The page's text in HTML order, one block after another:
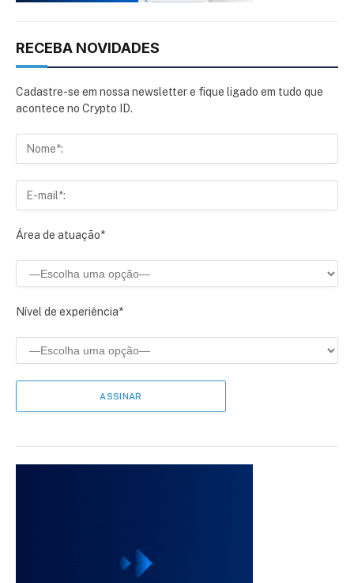
RECEBA NOVIDADES
Cadastre-se em nossa newsletter e fique ligado em tudo que
acontece no Crypto ID.
Área de atuação*
Nível de experiência*